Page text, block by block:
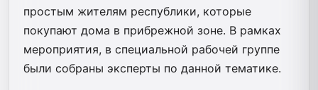
простым жителям республики, которые
покупают дома в прибрежной зоне. В рамках
мероприятия, в специальной рабочей группе
были собраны эксперты по данной тематике.